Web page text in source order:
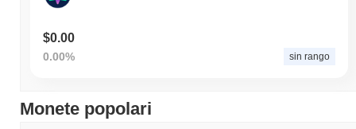
$0.00
0.00% sin rango
Monete popolari